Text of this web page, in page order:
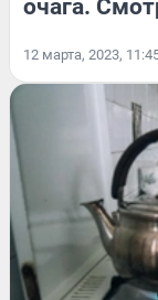
очага.
12 марта, 2023,